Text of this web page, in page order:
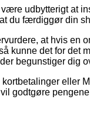
udbytterigt at
du færdiggør din
at hvis en
kunne det for det
begunstiger dig
eller
godtgøre